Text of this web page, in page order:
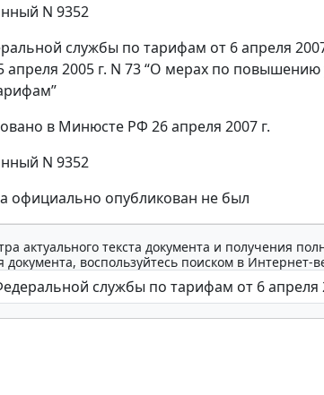
N 9352
службы по тарифам от 6 апреля
апреля 2005 г. N 73 “О мерах по
в Минюсте РФ 26 апреля 2007 г.
N 9352
официально опубликован не был
актуального текста документа и получения
воспользуйтесь поиском в Интернет-